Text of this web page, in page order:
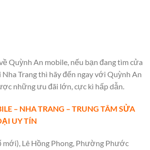
Quỳnh An mobile, nếu bạn đang tìm cửa
Nha Trang thì hãy đến ngay với Quỳnh An
những ưu đãi lớn, cực kì hấp dẫn.
– NHA TRANG – TRUNG TÂM SỬA
UY TÍN
mới), Lê Hồng Phong, Phường Phước